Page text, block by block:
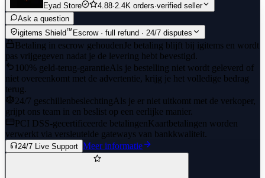
Eyad Store 4.88·2.4K orders·verified seller
Ask a question
igitems Shield™ Escrow · full refund · 24/7 disputes
Betaling in escrow gehouden Je betaling blijft bij igitems en wordt
pas vrijgegeven nadat je de levering hebt bevestigd.
100% geld-terug-garantieAls je bestelling niet wordt geleverd of
niet overeenkomt met de advertentie, krijg je het volledige bedrag
terug.
24/7 geschillenbeslechtingAls je er niet uitkomt met de verkoper,
grijpt ons team in en beslist op een eerlijke manier.
PCI DSS-gecertificeerde betalingenKaartbetalingen worden
verwerkt via versleutelde gateways van bankkwaliteit.
24/7 Live Support Meer informatie